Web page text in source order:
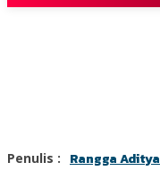
Penulis : Rangga Aditya